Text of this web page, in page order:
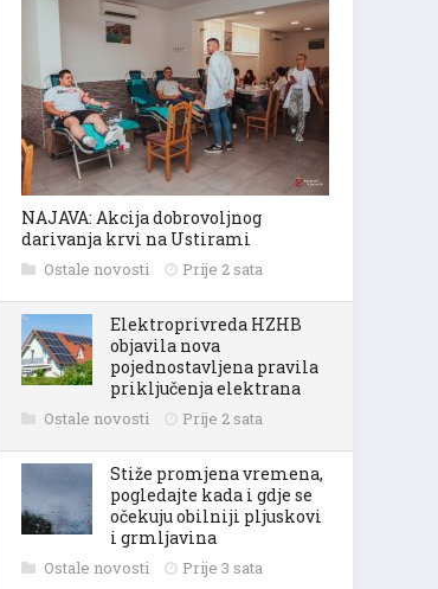
NAJAVA: Akcija dobrovoljnog
darivanja krvi na Ustirami
Ostale novosti Prije 2 sata
Elektroprivreda HZHB
objavila nova
pojednostavljena pravila
priključenja elektrana
Ostale novosti Prije 2 sata
Stiže promjena vremena,
pogledajte kada i gdje se
očekuju obilniji pljuskovi
i grmljavina
Ostale novosti Prije 3 sata